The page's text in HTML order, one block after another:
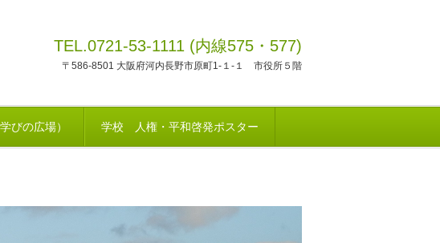
TEL.0721-53-1111 (内線575・577)
〒586-8501 大阪府河内長野市原町1-１-１ 市役所５階
びの広場） 学校 人権・平和啓発ポスター